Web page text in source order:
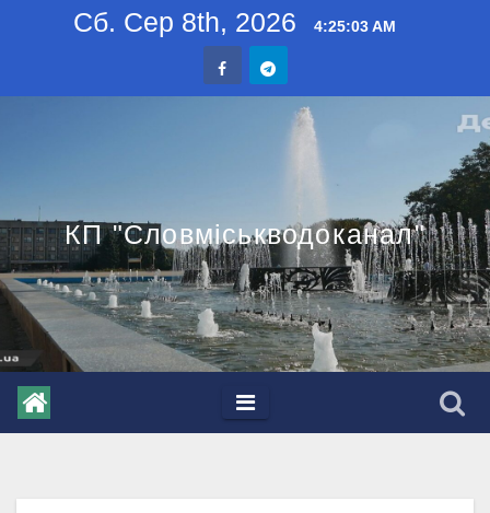
Сб. Сер 8th, 2026 4:25:04 AM
КП "Словміськводоканал"